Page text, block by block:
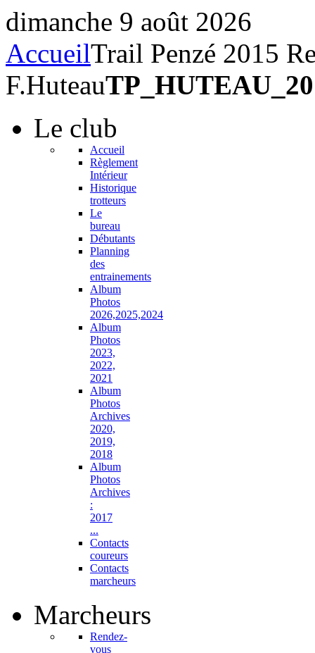
dimanche 9 août 2026
AccueilTrail Penzé 2015
F.Huteau
Le club
Accueil
Règlement
Intérieur
Historique
trotteurs
Le
bureau
Débutants
Planning
des
entrainements
Album
Photos
2026,2025,2024
Album
Photos
2023,
2022,
2021
Album
Photos
Archives
2020,
2019,
2018
Album
Photos
Archives
:
2017
...
Contacts
coureurs
Contacts
marcheurs
Marcheurs
Rendez-
vous